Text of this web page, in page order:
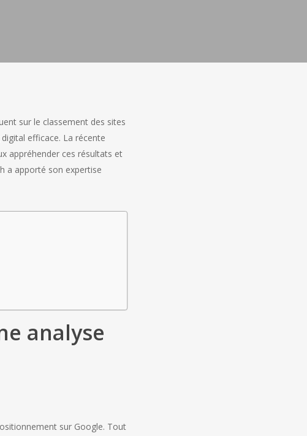
sur le classement des sites
efficace. La récente
appréhender ces résultats et
a apporté son expertise
analyse
sur Google. Tout